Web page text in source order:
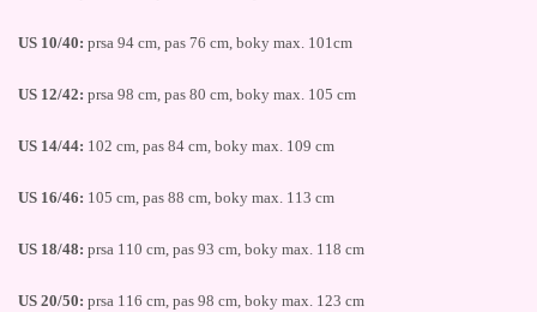
US 10/40: prsa 94 cm, pas 76 cm, boky max. 101cm
US 12/42: prsa 98 cm, pas 80 cm, boky max. 105 cm
US 14/44: 102 cm, pas 84 cm, boky max. 109 cm
US 16/46: 105 cm, pas 88 cm, boky max. 113 cm
US 18/48: prsa 110 cm, pas 93 cm, boky max. 118 cm
US 20/50: prsa 116 cm, pas 98 cm, boky max. 123 cm